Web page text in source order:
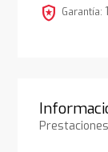
local_police Garantía: